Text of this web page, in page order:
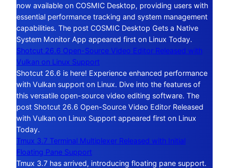
now available on COSMIC Desktop, providing users with
essential performance tracking and system management
capabilities. The post COSMIC Desktop Gets a Native
System Monitor App appeared first on Linux Today.
Shotcut 26.6 Open-Source Video Editor Released with
Vulkan on Linux Support
Shotcut 26.6 is here! Experience enhanced performance
with Vulkan support on Linux. Dive into the features of
this versatile open-source video editing software. The
post Shotcut 26.6 Open-Source Video Editor Released
with Vulkan on Linux Support appeared first on Linux
Today.
Tmux 3.7 Terminal Multiplexer Released with Initial
Floating Pane Support
Tmux 3.7 has arrived, introducing floating pane support.